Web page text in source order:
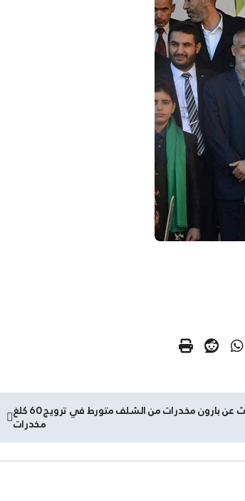
البحث عن بارون مخدرات من الشلف متورط في ترويج 60 كلغ
مخدرات